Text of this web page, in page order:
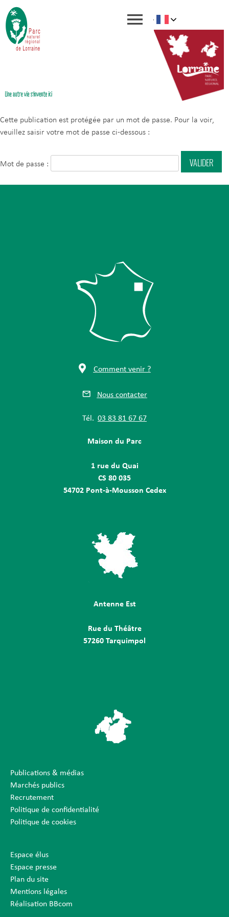
Cette publication est protégée par un mot de passe. Pour la voir,
veuillez saisir votre mot de passe ci-dessous :
Mot de passe :
Comment venir ?
Nous contacter
Tél. 03 83 81 67 67
Maison du Parc
1 rue du Quai
CS 80 035
54702 Pont-à-Mousson Cedex
Antenne Est
Rue du Théâtre
57260 Tarquimpol
Publications & médias
Marchés publics
Recrutement
Politique de confidentialité
Politique de cookies
Espace élus
Espace presse
Plan du site
Mentions légales
Réalisation BBcom